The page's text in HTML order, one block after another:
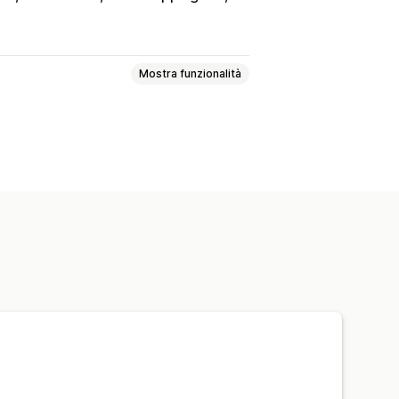
Mostra funzionalità